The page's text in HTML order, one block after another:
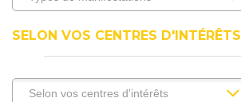
SELON VOS CENTRES D'INTÉRÊTS